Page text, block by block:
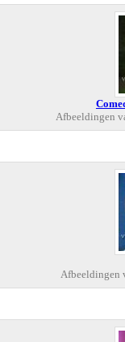
Afbeeldingen
Afbeeldingen